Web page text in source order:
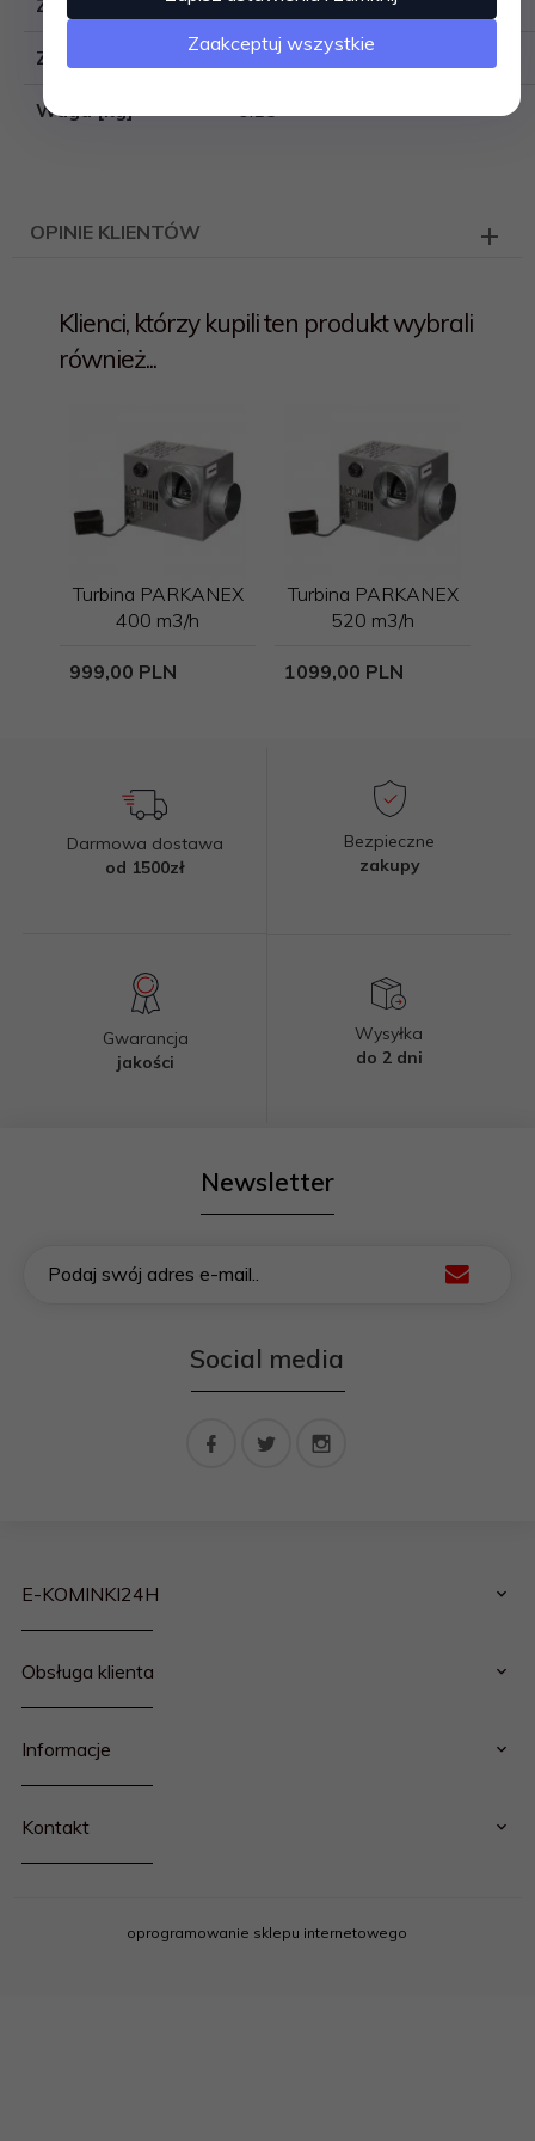
Zakres regulacji 10 - 100% prędkości obrotowej
Waga [kg]
OPINIE KLIENTÓW
Klienci, którzy kupili ten produkt wybrali
również...
Turbina PARKANEX
400 m3/h
999,00 PLN
Turbina PARKANEX
520 m3/h
1099,00 PLN
Darmowa dostawa
od 1500zł
Bezpieczne
zakupy
Gwarancja
jakości
Wysyłka
do 2 dni
Newsletter
Podaj swój adres e-mail..
Social media
Obsługa klienta
Informacje
E-KOMINKI24H
Kontakt
oprogramowanie sklepu internetowego
Zaakceptuj wszystkie